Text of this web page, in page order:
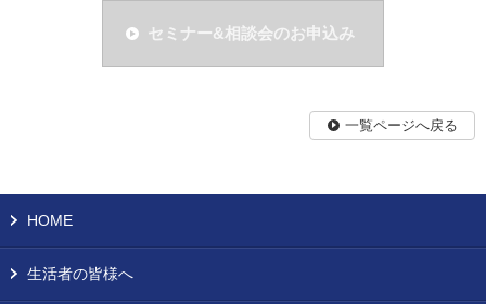
セミナー&相談会のお申込み
一覧ページへ戻る
HOME
生活者の皆様へ